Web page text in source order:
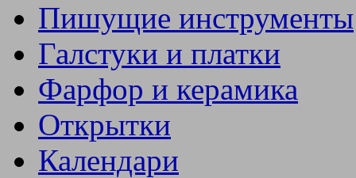
Пишущие инструменты
Галстуки и платки
Фарфор и керамика
Открытки
Календари